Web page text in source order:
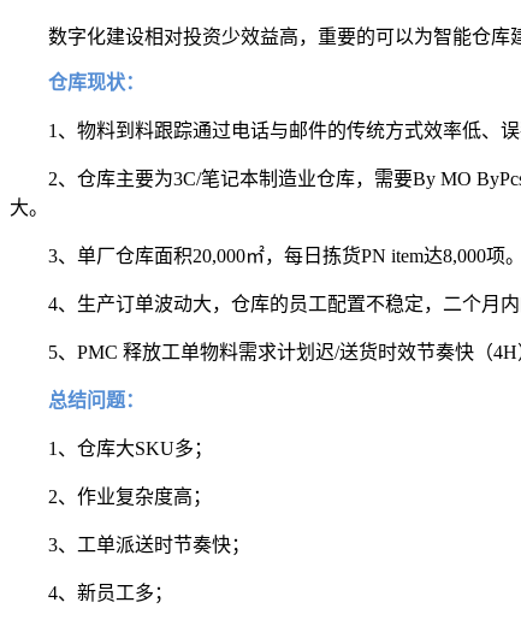
数字化建设相对投资少效益高，重要的可以为智能仓库
仓库现状：
1、物料到料跟踪通过电话与邮件的传统方式效率低、
2、仓库主要为3C/笔记本制造业仓库，需要By MO
大。
3、单厂仓库面积20,000㎡，每日拣货PN item达8,000项。
4、生产订单波动大，仓库的员工配置不稳定，二个月内
5、PMC 释放工单物料需求计划迟/送货时效节奏快（
总结问题：
1、仓库大SKU多；
2、作业复杂度高；
3、工单派送时节奏快；
4、新员工多；